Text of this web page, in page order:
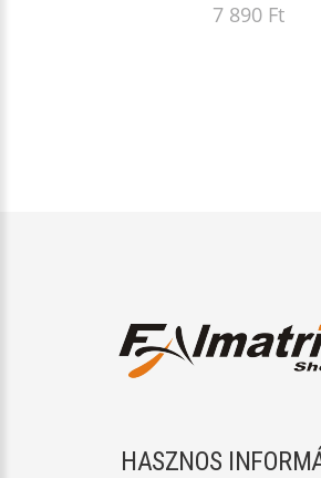
7 890 Ft
HASZNOS